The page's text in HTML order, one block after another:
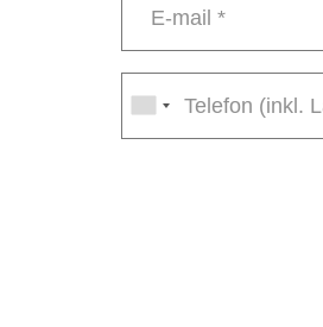
mail